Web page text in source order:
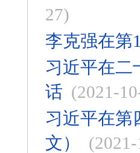
27)
李克强在第
习近平在二
话 (2021-
习近平在第
文）